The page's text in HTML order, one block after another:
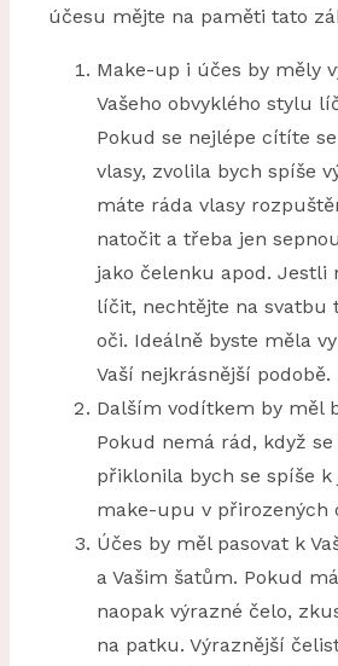
účesu mějte na paměti tato
Make-up i účes by měly
Vašeho obvyklého stylu
Pokud se nejlépe cítíte
vlasy, zvolila bych spíše
máte ráda vlasy
natočit a třeba jen
jako čelenku apod. Jestli
líčit, nechtějte na svatbu
oči. Ideálně byste měla
Vaší nejkrásnější podobě.
Dalším vodítkem by měl
Pokud nemá rád, když
přiklonila bych se spíše
make-upu v přirozených
Účes by měl pasovat k
a Vašim šatům. Pokud
naopak výrazné čelo,
na patku. Výraznější